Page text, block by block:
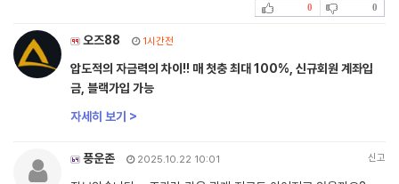
0 0
오즈88 1시간전
압도적의 자금력의 차이!! 매 첫충 최대 100%, 신규회원 계좌입
금, 블랙가입 가능
자세히 보기 >
풍운존 2025.10.22 10:01 신고